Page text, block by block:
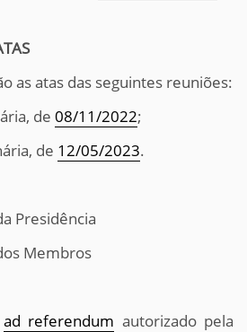
as atas das seguintes reuniões:
de 08/11/2022;
de 12/05/2023.
Presidência
Membros
ad referendum autorizado pela